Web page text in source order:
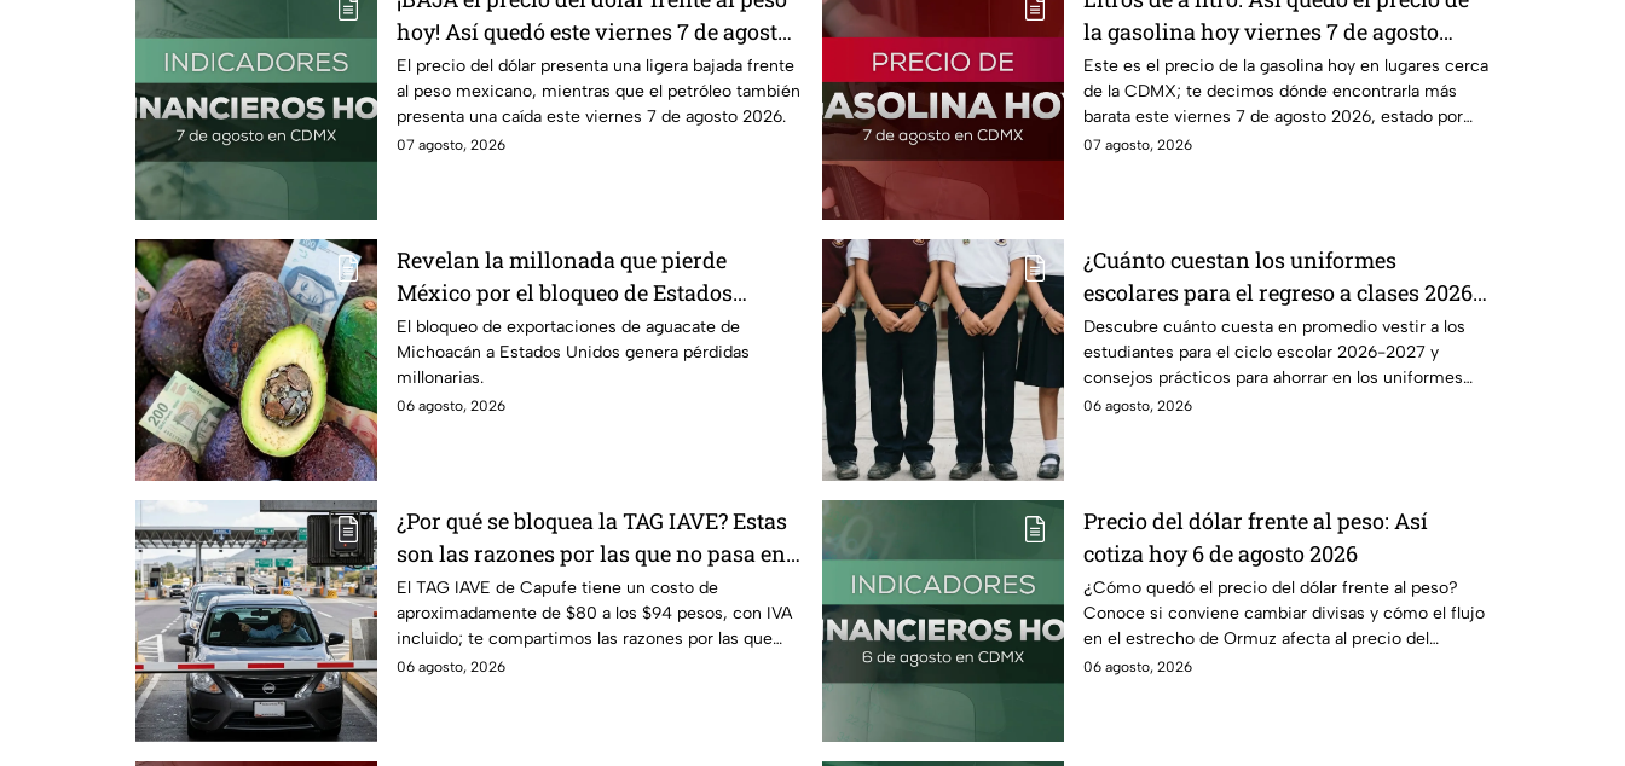
hoy! Así quedó este viernes 7 de agosto
2026
El precio del dólar presenta una ligera bajada frente
al peso mexicano, mientras que el petróleo también
presenta una caída este viernes 7 de agosto 2026.
07 agosto, 2026
la gasolina hoy viernes 7 de agosto
2026
Este es el precio de la gasolina hoy en lugares cerca
de la CDMX; te decimos dónde encontrarla más
barata este viernes 7 de agosto 2026, estado por
estado.
07 agosto, 2026
Revelan la millonada que pierde
México por el bloqueo de Estados
Unidos al aguate de Michoacán
El bloqueo de exportaciones de aguacate de
Michoacán a Estados Unidos genera pérdidas
millonarias.
06 agosto, 2026
¿Cuánto cuestan los uniformes
escolares para el regreso a clases 2026,
según su grado?
Descubre cuánto cuesta en promedio vestir a los
estudiantes para el ciclo escolar 2026-2027 y
consejos prácticos para ahorrar en los uniformes
escolares.
06 agosto, 2026
¿Por qué se bloquea la TAG IAVE? Estas
son las razones por las que no pasa en
la caseta
El TAG IAVE de Capufe tiene un costo de
aproximadamente de $80 a los $94 pesos, con IVA
incluido; te compartimos las razones por las que
podría bloquearse.
06 agosto, 2026
Precio del dólar frente al peso: Así
cotiza hoy 6 de agosto 2026
¿Cómo quedó el precio del dólar frente al peso?
Conoce si conviene cambiar divisas y cómo el flujo
en el estrecho de Ormuz afecta al precio del
petróleo.
06 agosto, 2026